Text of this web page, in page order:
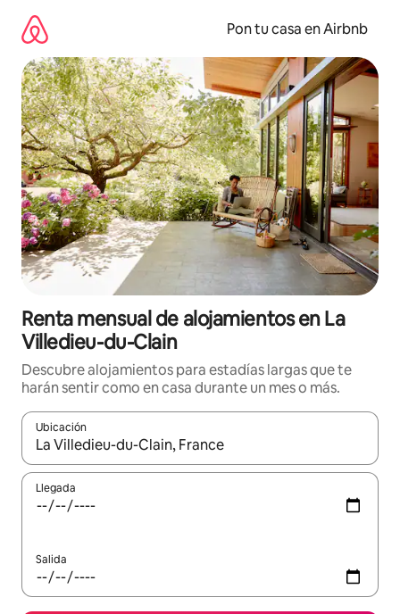
contenido
Pon tu casa en Airbnb
Renta mensual de alojamientos en La
Villedieu-du-Clain
Descubre alojamientos para estadías largas que te
harán sentir como en casa durante un mes o más.
Ubicación
Cuando los resultados estén disponibles, navega con las
Llegada
Salida